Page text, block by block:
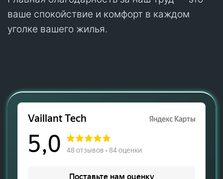
ваше спокойствие и комфорт в каждом
уголке вашего жилья.